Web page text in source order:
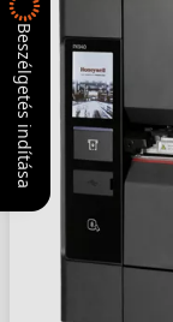
Beszélgetés indítása